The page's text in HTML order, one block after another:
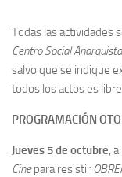
Todas las actividades
Centro Social Anarquista
salvo que se indique
todos los actos es
PROGRAMACIÓN
Jueves 5 de octubre,
Cinepara resistir